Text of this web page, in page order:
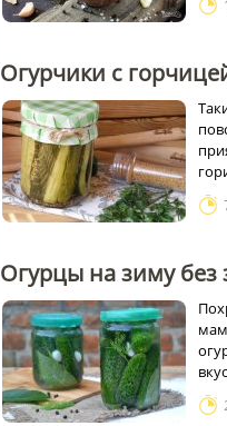
Огурчики с
Огурцы на зиму без